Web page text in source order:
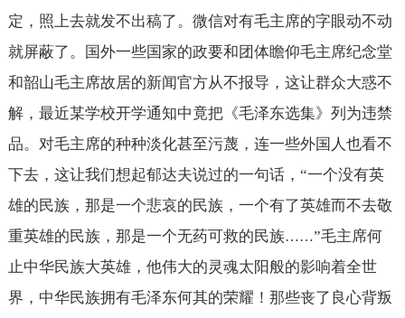
定，照上去就发不出稿了。微信对有毛主席的字眼动不动
就屏蔽了。国外一些国家的政要和团体瞻仰毛主席纪念堂
和韶山毛主席故居的新闻官方从不报导，这让群众大惑不
解，最近某学校开学通知中竟把《毛泽东选集》列为违禁
品。对毛主席的种种淡化甚至污蔑，连一些外国人也看不
下去，这让我们想起郁达夫说过的一句话，“一个没有英
雄的民族，那是一个悲哀的民族，一个有了英雄而不去敬
重英雄的民族，那是一个无药可救的民族……”毛主席何
止中华民族大英雄，他伟大的灵魂太阳般的影响着全世
界，中华民族拥有毛泽东何其的荣耀！那些丧了良心背叛